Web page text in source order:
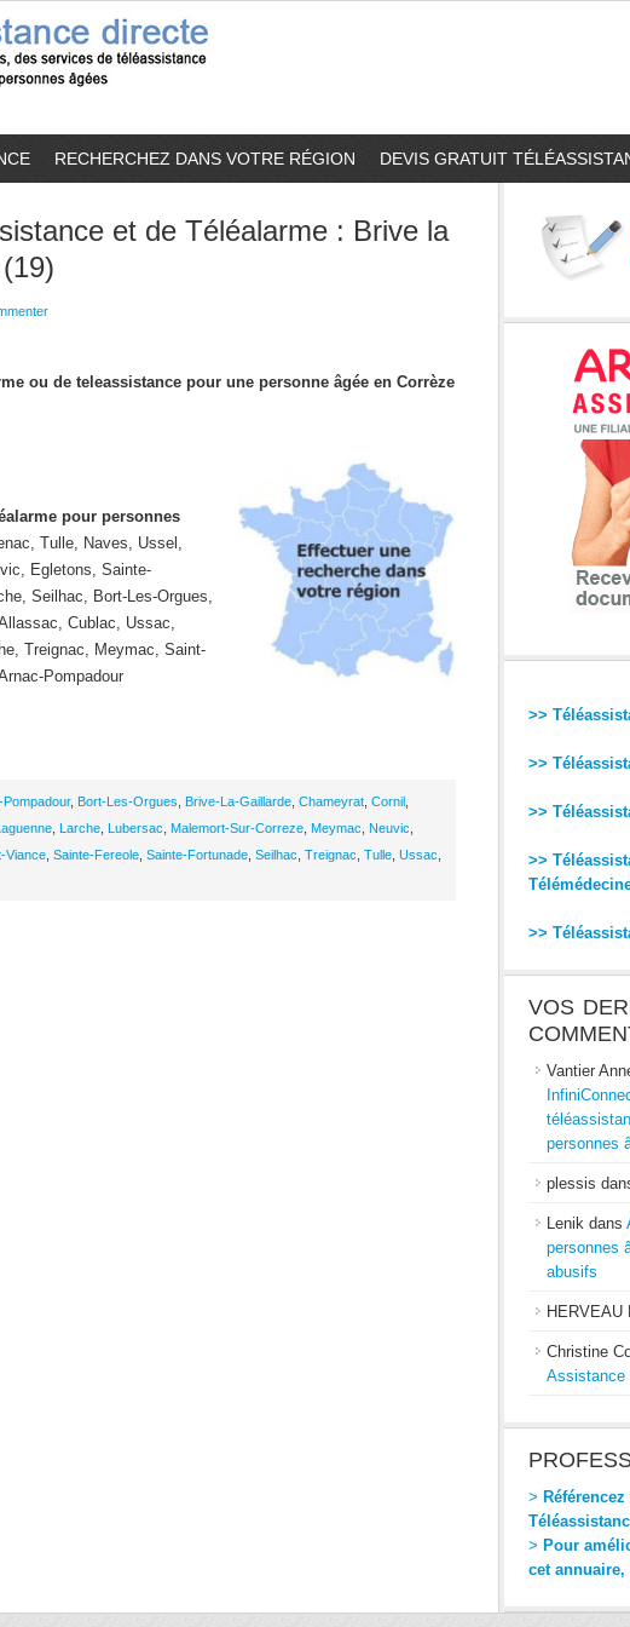
RECHERCHEZ DANS VOTRE RÉGION DEVIS GRATUIT
et de Téléalarme : Brive la
ou de teleassistance pour une personne âgée en Corrèze
pour personnes
Tulle, Naves, Ussel,
Egletons, Sainte-
Seilhac, Bort-Les-Orgues,
Cublac, Ussac,
Treignac, Meymac, Saint-
Pompadour
, Bort-Les-Orgues Brive-La-Gaillarde Chameyrat Cornil
Larche Lubersac Malemort-Sur-Correze Meymac Neuvic
Viance Sainte-Fereole Sainte-Fortunade Seilhac Treignac Tulle Ussac
>>
>>
>>
>>
>>
VOS
Vantier
personnes
plessis
Lenik dans
personnes
abusifs
HERVEAU
Christine
Assistance
>
> Pour
cet